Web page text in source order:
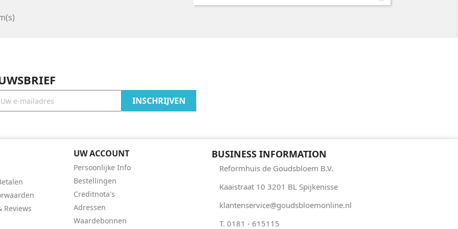
Reviews
UW ACCOUNT
Persoonlijke Info
Bestellingen
Creditnota's
Adressen
Waardebonnen
BUSINESS INFORMATION
Reformhuis de Goudsbloem B.V.
Kaaistraat 10 3201 BL Spijkenisse
klantenservice@goudsbloemonline.nl
T. 0181 - 615115